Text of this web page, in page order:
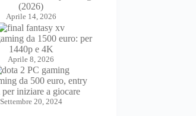
(2026)
Aprile 14, 2026
da 1500 euro: per
1440p e 4K
Aprile 8, 2026
da 500 euro, entry
iniziare a giocare
Settembre 20, 2024